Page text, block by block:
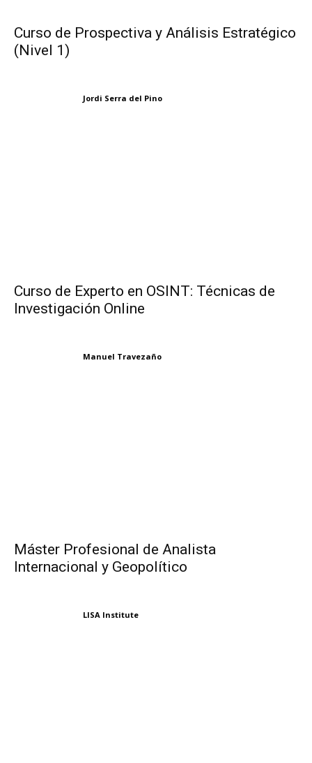
Curso de Prospectiva y Análisis Estratégico
(Nivel 1)
Jordi Serra del Pino
Curso de Experto en OSINT: Técnicas de
Investigación Online
Manuel Travezaño
Máster Profesional de Analista
Internacional y Geopolítico
LISA Institute